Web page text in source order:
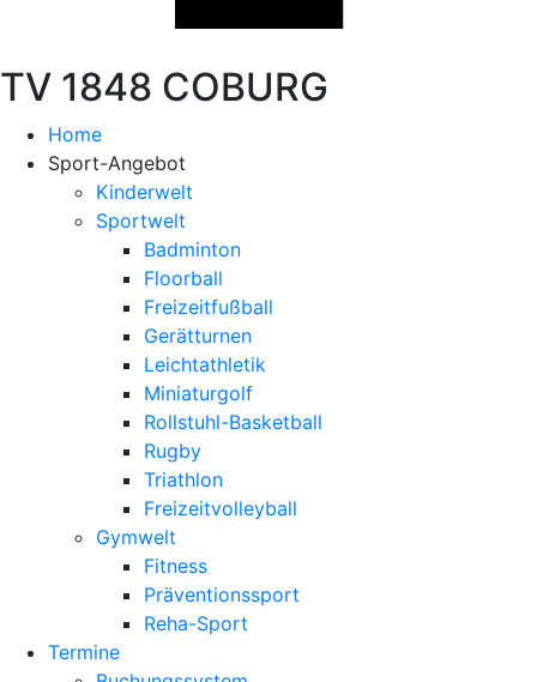
TV 1848 COBURG
Home
Sport-Angebot
Kinderwelt
Sportwelt
Badminton
Floorball
Freizeitfußball
Gerätturnen
Leichtathletik
Miniaturgolf
Rollstuhl-Basketball
Rugby
Triathlon
Freizeitvolleyball
Gymwelt
Fitness
Präventionssport
Reha-Sport
Termine